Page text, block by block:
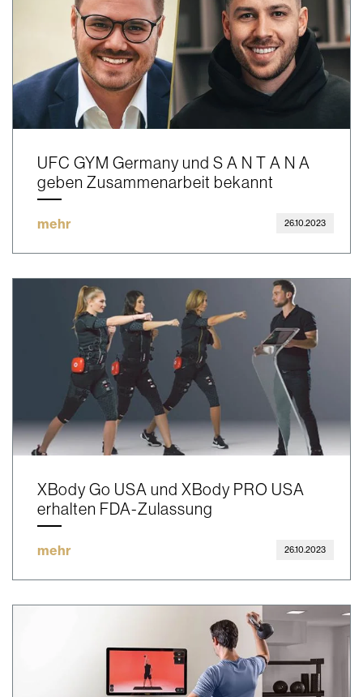
UFC GYM Germany und S A N T A N A
geben Zusammenarbeit bekannt
mehr 26.10.2023
XBody Go USA und XBody PRO USA
erhalten FDA-Zulassung
mehr 26.10.2023